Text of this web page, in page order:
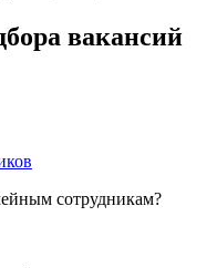
вакансий
сотрудникам?